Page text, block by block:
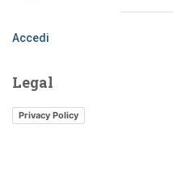
Accedi
Legal
Privacy Policy